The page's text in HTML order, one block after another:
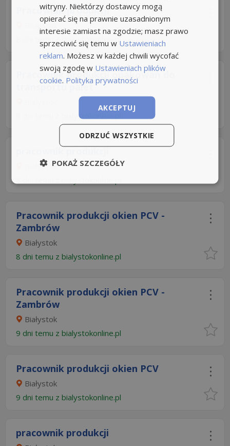
Pracownik produkcji
Białystok
bialystokonline.pl
Pracownik produkcji opakowań do
transportu palet
bialystokonline.pl
pracownik produkcji
Białystok
Pracownik produkcji okien PCV -
Zambrów
Białystok
8 dni temu z bialystokonline.pl
Pracownik produkcji okien PCV -
Zambrów
Białystok
9 dni temu z bialystokonline.pl
Pracownik produkcji okien PCV
Białystok
9 dni temu z bialystokonline.pl
pracownik produkcji
witryny. Niektórzy dostawcy mogą
opierać się na prawnie uzasadnionym
interesie zamiast na zgodzie; masz prawo
sprzeciwić się temu w Ustawieniach
reklam. Możesz w każdej chwili wycofać
swoją zgodę w Ustawieniach plików
cookie. Polityka prywatności
AKCEPTUJ
ODRZUĆ WSZYSTKIE
POKAŻ SZCZEGÓŁY